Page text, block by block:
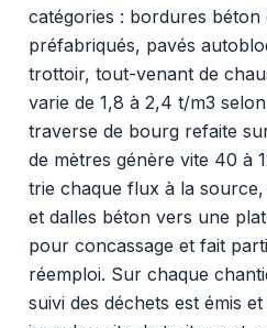
catégories : bordures
préfabriqués, pavés
trottoir, tout-venant de
varie de 1,8 à 2,4 t/m3
traverse de bourg refaite
de mètres génère vite 40 à
trie chaque flux à la
et dalles béton vers une
pour concassage et fait
réemploi. Sur chaque
suivi des déchets est émis